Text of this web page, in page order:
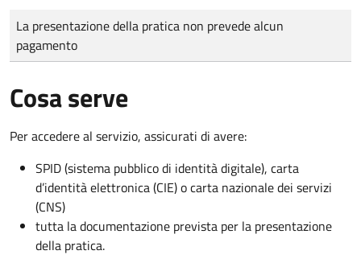
Tipo di pagamento
Importo
La presentazione della pratica non prevede alcun
pagamento
Cosa serve
Per accedere al servizio, assicurati di avere:
SPID (sistema pubblico di identità digitale), carta
d’identità elettronica (CIE) o carta nazionale dei servizi
(CNS)
tutta la documentazione prevista per la presentazione
della pratica.